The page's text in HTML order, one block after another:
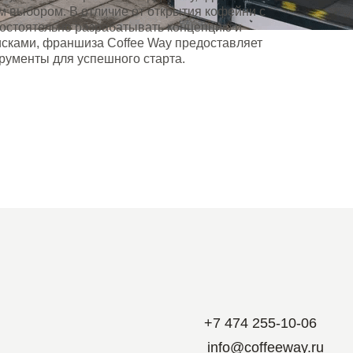
выбором. В отличие от открытия кофейни с
разрабатывать концепцию и
франшиза Coffee Way предоставляет
для успешного старта.